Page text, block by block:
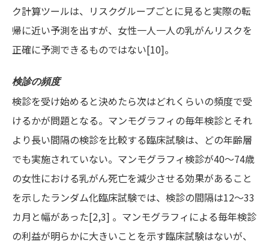
ク計算ツールは、リスクグループごとに見ると実際の転
帰に近い予測を出すが、女性一人一人の乳がんリスクを
正確に予測できるものではない[10]。
検診の頻度
検診を受け始めると決めたら次はどれくらいの頻度で受
けるかが問題となる。マンモグラフィの毎年検診とそれ
より長い間隔の検診を比較する臨床試験は、どの年齢層
でも実施されていない。マンモグラフィ検診が40～74歳
の女性における乳がん死亡を減少させる効果があること
を示したランダム化臨床試験では、検診の間隔は12～33
カ月と幅があった[2,3] 。マンモグラフィによる毎年検診
の利益が明らかに大きいことを示す臨床試験はないが、